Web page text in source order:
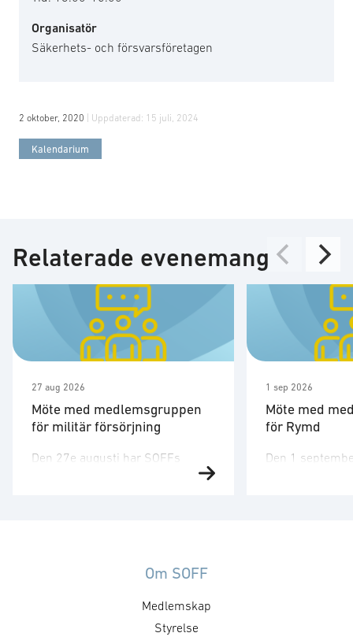
Organisatör
Säkerhets- och försvarsföretagen
2 oktober, 2020 | Uppdaterad: 15 juli, 2024
Kalendarium
Relaterade evenemang
27 aug 2026
Möte med medlemsgruppen
för militär försörjning
Den 27e augusti har SOFFs
rör upphandling, försörjningssäkerhet och
tonvikt på samverkan med FMV
och Försvarsmakten. Gruppen
1 sep 2026
Möte med
för Rymd
Den 1
Om SOFF
Medlemskap
Styrelse